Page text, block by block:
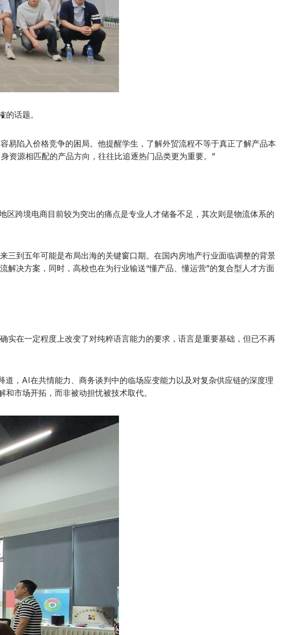
话题。
易陷入价格竞争的困局。他提醒学生，了解外贸流程不等于真正了解产品本
资源相匹配的产品方向，往往比追逐热门品类更为重要。”
跨境电商目前较为突出的痛点是专业人才储备不足，其次则是物流体系的
三到五年可能是布局出海的关键窗口期。在国内房地产行业面临调整的背景
决方案，同时，高校也在为行业输送“懂产品、懂运营”的复合型人才方面
在一定程度上改变了对纯粹语言能力的要求，语言是重要基础，但已不再
，AI在共情能力、商务谈判中的临场应变能力以及对复杂供应链的深度理
市场开拓，而非被动担忧被技术取代。